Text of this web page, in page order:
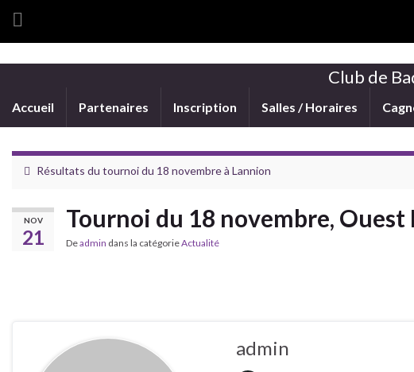
Club de
Accueil Partenaires Inscription Salles / Horaires
Résultats du tournoi du 18 novembre à Lannion
NOV
21
Tournoi du 18 novembre, Ouest
Deadmin dans la catégorieActualité
admin